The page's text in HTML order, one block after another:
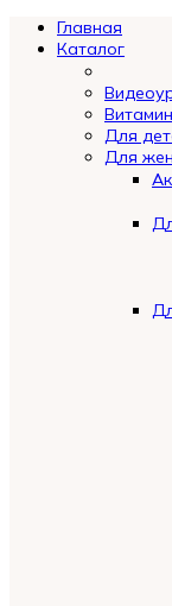
Главная
Каталог
Для
Для